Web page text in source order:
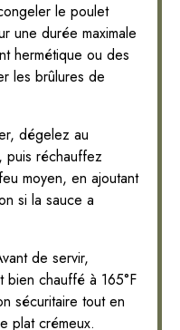
le poulet
une durée maximale
hermétique ou des
les brûlures de
dégelez au
puis réchauffez
moyen, en ajoutant
si la sauce a
de servir,
bien chauffé à 165°F
sécuritaire tout en
plat crémeux.